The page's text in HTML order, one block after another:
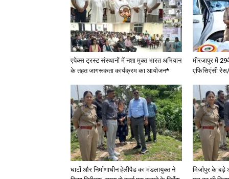
एपेक्स ट्रस्ट संस्थानों में नशा मुक्त भारत अभियान
के तहत जागरूकता कार्यक्रम का आयोजन*
मीरजापुर में
एफिसिएंसी रेस/
घाटों और निर्माणाधीन हेलीपैड का मंडलायुक्त ने
मिर्जापुर के बड़े